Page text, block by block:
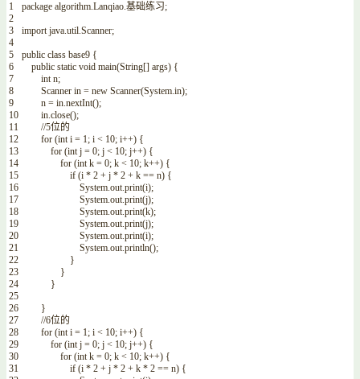
1
2
3
4
5
6
7
8
9
10
11
12
13
14
15
16
17
18
19
20
21
22
23
24
25
26
27
28
29
30
31
package algorithm.Lanqiao.基础练习;
importjava.util.Scanner;
public class base9 {
public static void main(String[] args) {
int n;
Scanner in = new Scanner(System.in);
n = in.nextInt();
in.close();
//5位的
for (int i = 1; i < 10; i++) {
for (int j = 0; j < 10; j++) {
for (int k = 0; k < 10; k++) {
if (i * 2 + j * 2 + k == n) {
System.out.print(i);
System.out.print(j);
System.out.print(k);
System.out.print(j);
System.out.print(i);
System.out.println();
}
}
}
}
//6位的
for (int i = 1; i < 10; i++) {
for (int j = 0; j < 10; j++) {
for (int k = 0; k < 10; k++) {
if (i * 2 + j * 2 + k * 2 == n) {